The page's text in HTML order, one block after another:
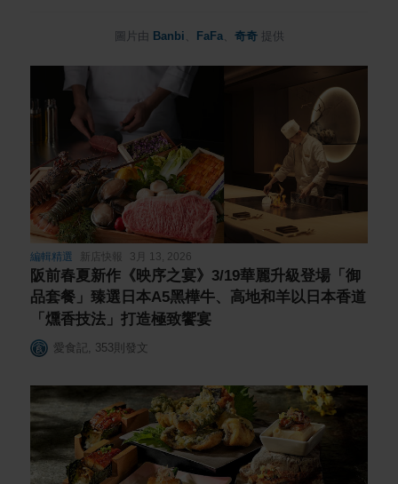
圖片由 Banbi FaFa、 奇奇提供
編輯精選 新店快報 3月 13, 2026
阪前春夏新作《映序之宴》3/19華麗升級登場「御
品套餐」臻選日本A5黑樺牛、高地和羊以日本香道
「燻香技法」打造極致饗宴
愛食記 353 則發文